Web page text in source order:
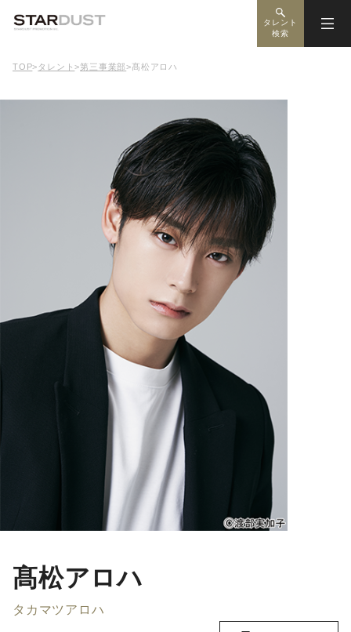
タレント
検索
TOP> タレント>第三事業部>髙松アロハ
髙松アロハ
タカマツアロハ